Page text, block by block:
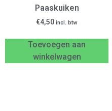
Paaskuiken
€4,50 incl. btw
Toevoegen aan
winkelwagen